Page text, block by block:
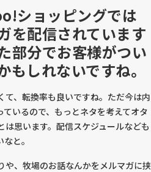
ショッピングでは
を配信されています
部分でお客様がつい
もしれないですね。
て、転換率も良いですね。ただ今は内
いるので、もっとネタを考えてオタ
思います。配信スケジュールなども
と。
、牧場のお話なんかをメルマガに挟